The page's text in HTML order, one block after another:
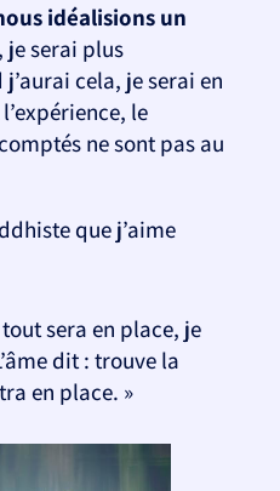
idéalisions un
je serai plus
cela, je serai en
le
ne sont pas au
que j’aime
sera en place, je
dit : trouve la
en place. »